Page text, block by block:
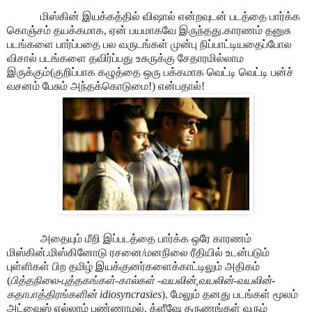
மிஸ்கின் இயக்கத்தில் விஷால் என்றவுடன் படத்தை பார்க்க
கொஞ்சம் தயக்கமாக, ஏன் பயமாகவே இருந்தது.காரணம் தனுசு
படங்களை பார்ப்பதை பல வருடங்கள் முன்பு நிப்பாட்டியதைப்போல
விசால் படங்களை தவிர்ப்பது உசுருக்கு சேதாரமில்லாம
இருக்கும்(குறிப்பாக கழுத்தை ஒரு பக்கமாக வெட்டி வெட்டி பன்ச்
வசனம் பேசும் அந்தக்கொடுமை!) என்பதால்!
அதையும் மீறி இப்படத்தை பார்க்க ஒரே காரணம்
மிஸ்கின்.மிஸ்கினோடு ரசனை/மனநிலை ரீதியில் உடன்படும்
புள்ளிகள் பிற தமிழ் இயக்குனர்களைக்காட்டிலும் அதிகம்
(பித்தநிலை-புத்தகங்கள்-கால்கள் -வயலின்,வயலின்-வயலின்-
கதாபாத்திரங்களின் idiosyncrasies). மேலும் தனது படங்கள் மூலம்
அட்வைஸ் எல்லாம் பண்ணாமல், க்ளீஷே தருணங்கள் வரும்